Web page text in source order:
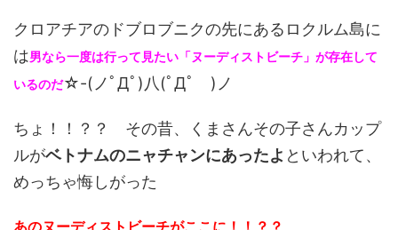
クロアチアのドブロブニクの先にあるロクルム島に
は男なら一度は行って見たい「ヌーディストビーチ」が存在して
いるのだ☆-(ノﾟДﾟ)八(ﾟДﾟ )ノ
ちょ！！？？ その昔、くまさんその子さんカップ
ルがベトナムのニャチャンにあったよ といわれて、
めっちゃ悔しがった
あのヌーディストビーチがここに！！？？